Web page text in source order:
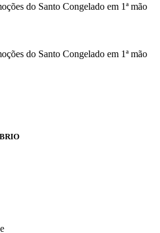
do Santo Congelado em 1ª mão
do Santo Congelado em 1ª mão